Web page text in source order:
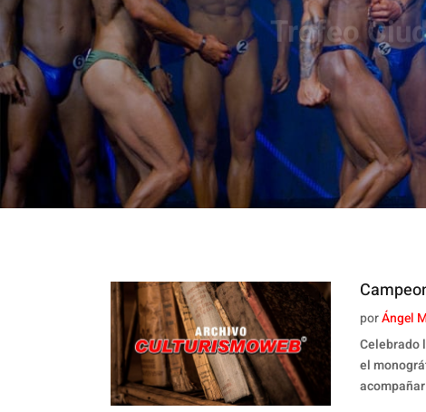
porÁngel
Celebrado
el